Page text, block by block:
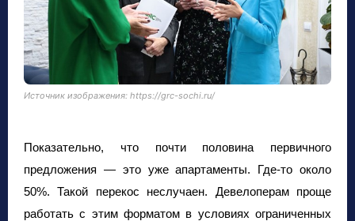
Источник изображения: https://grc-sochi.ru/
Показательно, что почти половина первичного
предложения — это уже апартаменты. Где-то около
50%. Такой перекос неслучаен. Девелоперам проще
работать с этим форматом в условиях ограниченных